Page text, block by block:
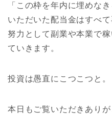
「この枠を年内に埋めな
いただいた配当金はすべ
努力として副業や本業で
ていきます。
投資は愚直にこつこつと。
本日もご覧いただきありが